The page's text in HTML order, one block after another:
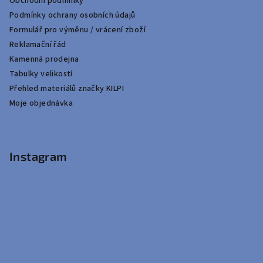
Podmínky ochrany osobních údajů
Formulář pro výměnu / vrácení zboží
Reklamační řád
Kamenná prodejna
Tabulky velikostí
Přehled materiálů značky KILPI
Moje objednávka
Instagram